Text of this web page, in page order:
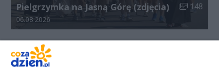
Pielgrzymka na Jasną Górę (zdjęcia) Liczba
148
Data dodania galerii:
06.08.2026